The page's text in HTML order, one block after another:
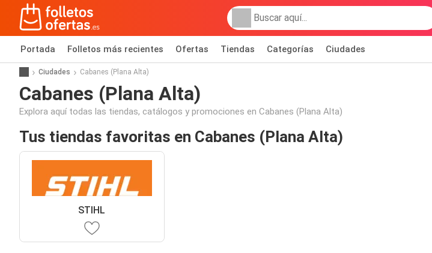
Portada Folletos más recientes Ofertas Tiendas Categorías Ciudades
Ciudades Cabanes (Plana Alta)
Cabanes (Plana Alta)
Explora aquí todas las tiendas, catálogos y promociones en Cabanes (Plana Alta)
Tus tiendas favoritas en Cabanes (Plana Alta)
STIHL